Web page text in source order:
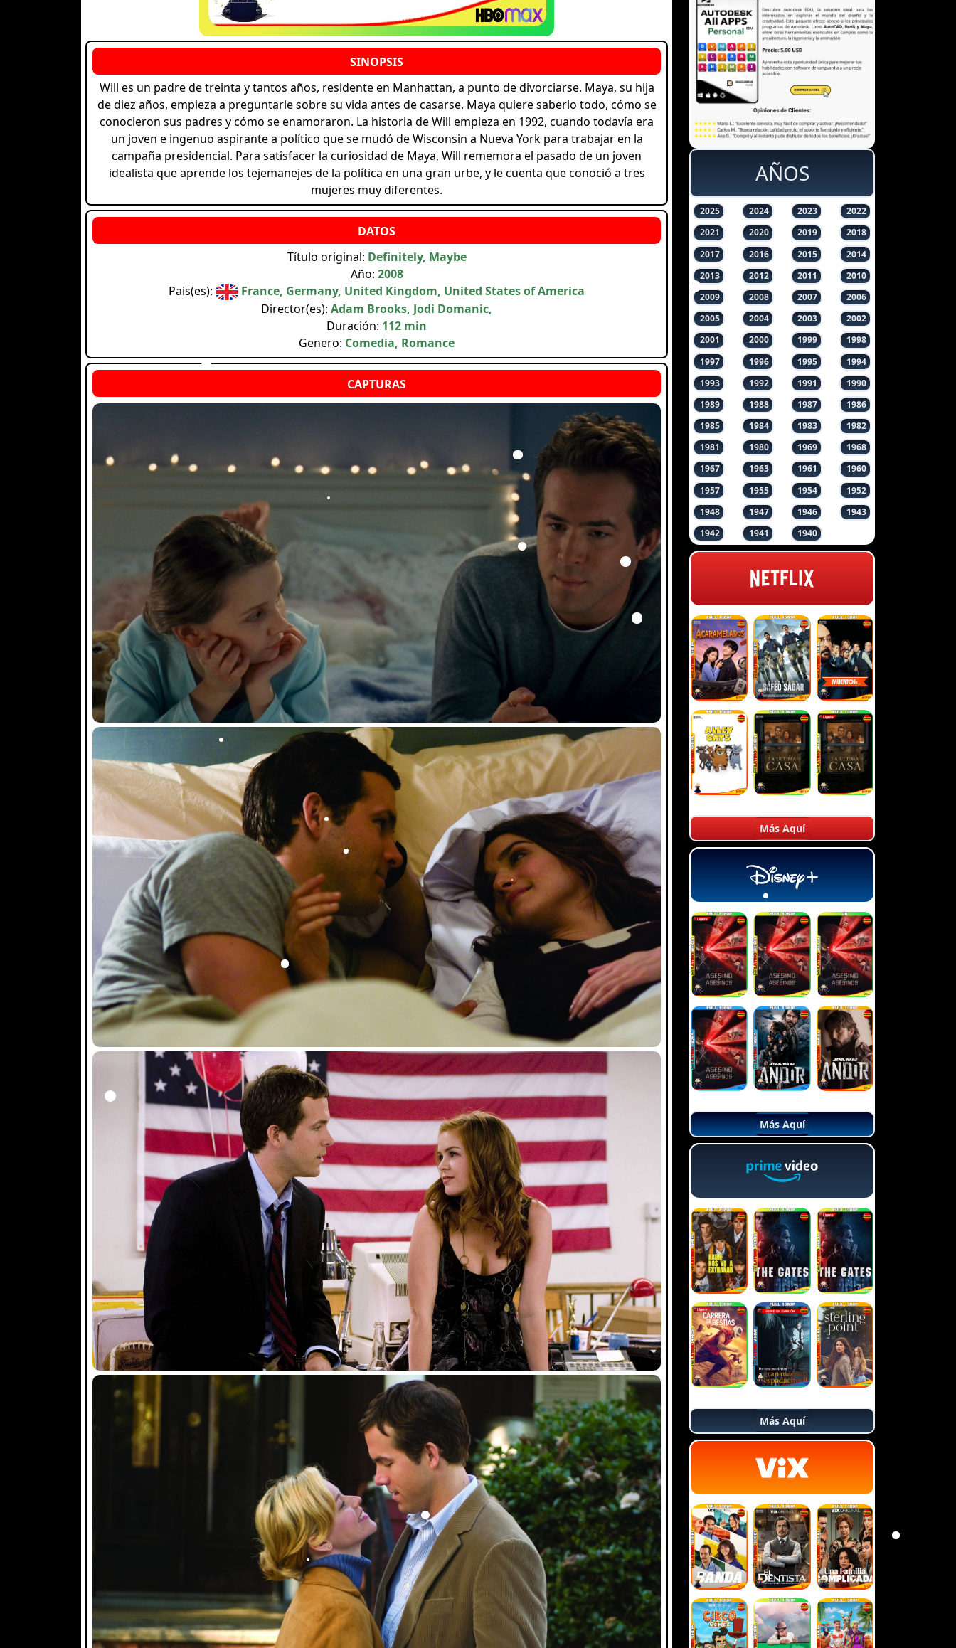
Will es un padre de treinta y tantos años, residente en Manhattan, a punto de divorciarse. Maya, su hija
de diez años, empieza a preguntarle sobre su vida antes de casarse. Maya quiere saberlo todo, cómo se
conocieron sus padres y cómo se enamoraron. La historia de Will empieza en 1992, cuando todavía era
un joven e ingenuo aspirante a político que se mudó de Wisconsin a Nueva York para trabajar en la
campaña presidencial. Para satisfacer la curiosidad de Maya, Will rememora el pasado de un joven
idealista que aprende los tejemanejes de la política en una gran urbe, y le cuenta que conoció a tres
mujeres muy diferentes.
Título original: Definitely, Maybe
Año: 2008
Pais(es):
France, Germany, United Kingdom, United States of America
Director(es): Adam Brooks, Jodi Domanic,
Duración: 112 min
Genero: Comedia, Romance
AÑOS
2025 2024 2023
2022
2021
2020 2019
2018
2017
2016 2015
2014
2013
2012 2011
2010
2009
2008 2007
2006
2005
2004 2003
2002
2001
2000 1999
1998
1997
1996 1995
1994
1993
1992 1991
1990
1989
1988 1987
1986
1985
1984 1983
1982
1981
1980 1969
1968
1967
1963 1961
1960
1957
1955 1954
1952
1948
1947 1946
1943
1942
1941 1940
Más Aquí
Más Aquí
Más Aquí